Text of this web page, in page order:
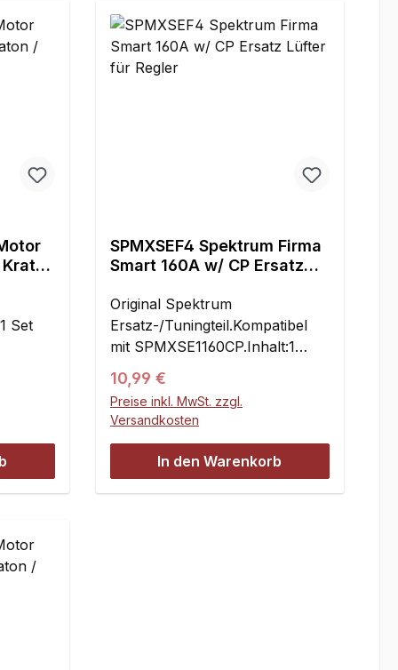
Die
Set
SPMXSEF4 Spektrum Firma
Smart 160A w/ CP Ersatz
Original Spektrum
Ersatz-/Tuningteil.Kompatibel
mit SPMXSE1160CP.Inhalt:1
Stück
Regulärer Preis:
10,99 €
Preise inkl. MwSt. zzgl.
Versandkosten
In den Warenkorb